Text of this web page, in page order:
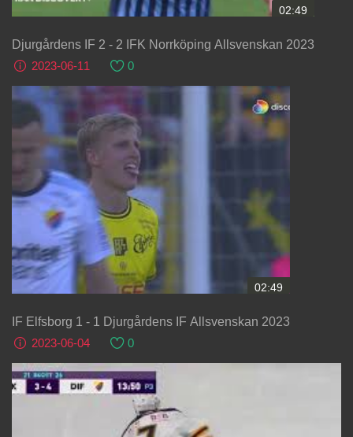
02:49
Djurgårdens IF 2 - 2 IFK Norrköping Allsvenskan 2023
2023-06-11
0
02:49
IF Elfsborg 1 - 1 Djurgårdens IF Allsvenskan 2023
2023-06-04
0